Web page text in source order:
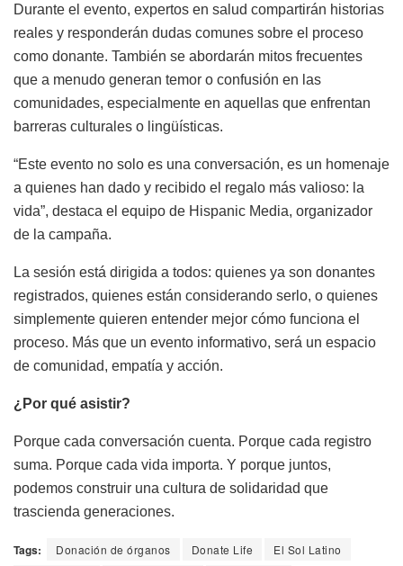
Durante el evento, expertos en salud compartirán historias
reales y responderán dudas comunes sobre el proceso
como donante. También se abordarán mitos frecuentes
que a menudo generan temor o confusión en las
comunidades, especialmente en aquellas que enfrentan
barreras culturales o lingüísticas.
“Este evento no solo es una conversación, es un homenaje
a quienes han dado y recibido el regalo más valioso: la
vida”, destaca el equipo de Hispanic Media, organizador
de la campaña.
La sesión está dirigida a todos: quienes ya son donantes
registrados, quienes están considerando serlo, o quienes
simplemente quieren entender mejor cómo funciona el
proceso. Más que un evento informativo, será un espacio
de comunidad, empatía y acción.
¿Por qué asistir?
Porque cada conversación cuenta. Porque cada registro
suma. Porque cada vida importa. Y porque juntos,
podemos construir una cultura de solidaridad que
trascienda generaciones.
Tags: Donación de órganos Donate Life
El Sol Latino